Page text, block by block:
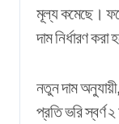
মূল্য কমেছে।
দাম নির্ধারণ করা
নতুন দাম
প্রতি ভরি স্বর্ণ